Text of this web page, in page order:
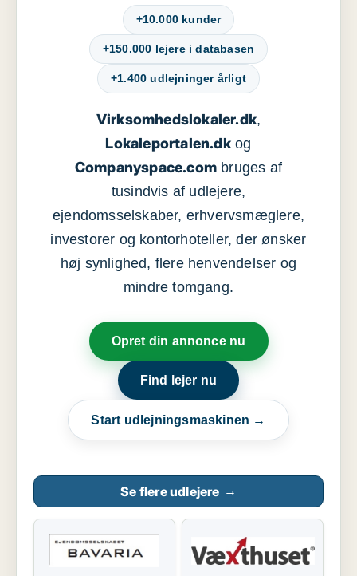
+10.000 kunder
+150.000 lejere i databasen
+1.400 udlejninger årligt
Virksomhedslokaler.dk,
Lokaleportalen.dkog
Companyspace.com bruges af
tusindvis af udlejere,
ejendomsselskaber, erhvervsmæglere,
investorer og kontorhoteller, der ønsker
høj synlighed, flere henvendelser og
mindre tomgang.
Opret din annonce nu
Find lejer nu
Start udlejningsmaskinen →
Se flere udlejere →